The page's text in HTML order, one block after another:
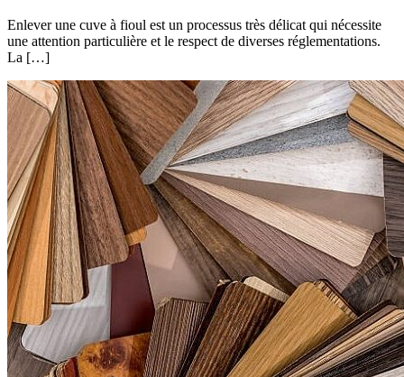
Enlever une cuve à fioul est un processus très délicat qui nécessite
une attention particulière et le respect de diverses réglementations.
La […]